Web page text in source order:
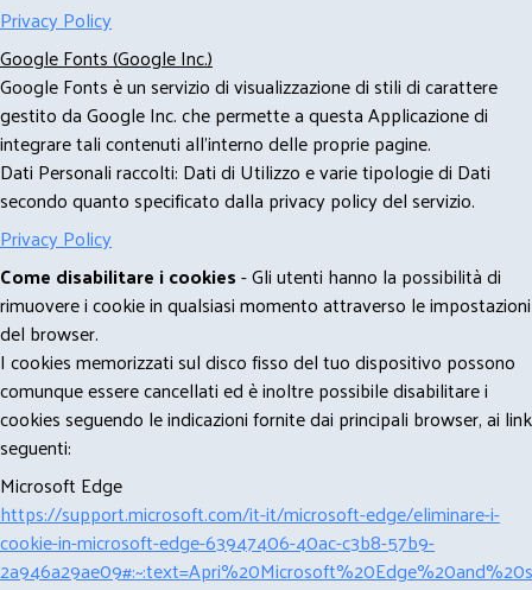
Privacy Policy
Google Fonts (Google Inc.)
Google Fonts è un servizio di visualizzazione di stili di carattere
gestito da Google Inc. che permette a questa Applicazione di
integrare tali contenuti all'interno delle proprie pagine.
Dati Personali raccolti: Dati di Utilizzo e varie tipologie di Dati
secondo quanto specificato dalla privacy policy del servizio.
Privacy Policy
Come disabilitare i cookies- Gli utenti hanno la possibilità di
rimuovere i cookie in qualsiasi momento attraverso le impostazioni
del browser.
I cookies memorizzati sul disco fisso del tuo dispositivo possono
comunque essere cancellati ed è inoltre possibile disabilitare i
cookies seguendo le indicazioni fornite dai principali browser, ai link
seguenti:
Microsoft Edge
https://support.microsoft.com/it-it/microsoft-edge/eliminare-i-
cookie-in-microsoft-edge-63947406-40ac-c3b8-57b9-